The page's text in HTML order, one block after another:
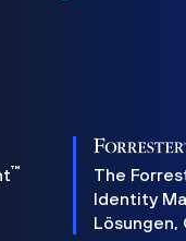
™
The
Identity
Lösungen,